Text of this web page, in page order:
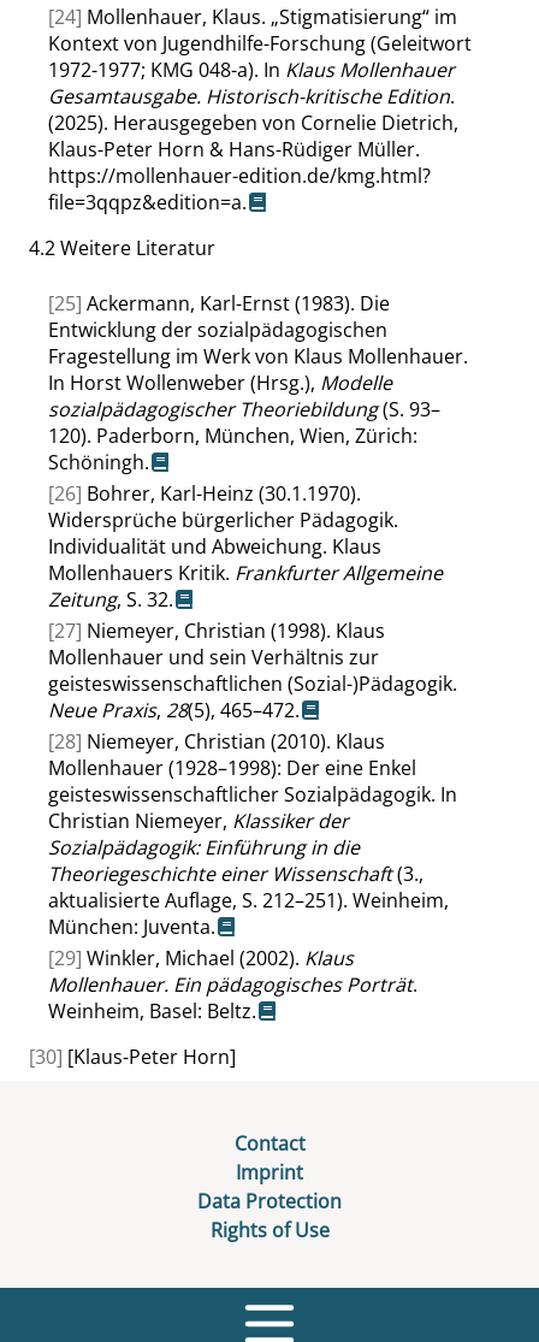
[24] Mollenhauer, Klaus. „Stigmatisierung“ im
Kontext von Jugendhilfe-Forschung (Geleitwort
1972-1977; KMG 048-a). In Klaus Mollenhauer
Gesamtausgabe. Historisch-kritische Edition.
(2025). Herausgegeben von Cornelie Dietrich,
Klaus-Peter Horn & Hans-Rüdiger Müller.
https://mollenhauer-edition.de/kmg.html?
file=3qqpz&edition=a.
4.2Weitere Literatur
[25] Ackermann, Karl-Ernst (1983). Die
Entwicklung der sozialpädagogischen
Fragestellung im Werk von Klaus Mollenhauer.
In Horst Wollenweber (Hrsg.), Modelle
sozialpädagogischer Theoriebildung(S. 93–
120). Paderborn, München, Wien, Zürich:
Schöningh.
[26] Bohrer, Karl-Heinz (30.1.1970).
Widersprüche bürgerlicher Pädagogik.
Individualität und Abweichung. Klaus
Mollenhauers Kritik. Frankfurter Allgemeine
Zeitung, S. 32.
[27] Niemeyer, Christian (1998). Klaus
Mollenhauer und sein Verhältnis zur
geisteswissenschaftlichen (Sozial-)Pädagogik.
Neue Praxis, 28(5), 465–472.
[28] Niemeyer, Christian (2010). Klaus
Mollenhauer (1928–1998): Der eine Enkel
geisteswissenschaftlicher Sozialpädagogik. In
Christian Niemeyer, Klassiker der
Sozialpädagogik: Einführung in die
Theoriegeschichte einer Wissenschaft(3.,
aktualisierte Auflage, S. 212–251). Weinheim,
München: Juventa.
[29] Winkler, Michael (2002). Klaus
Mollenhauer. Ein pädagogisches Porträt.
Weinheim, Basel: Beltz.
[30] [Klaus-Peter Horn]
Contact
Imprint
Data Protection
Rights of Use